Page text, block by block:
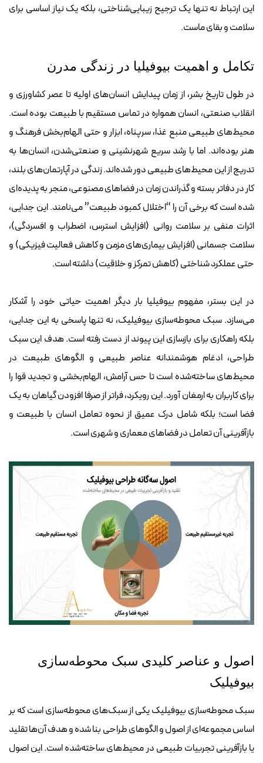
این ارتباط نه تنها یک ترجیح زیبایی‌شناختی، بلکه یک نیاز اساسی برای
سلامت و بقای ماست.
تکامل و اهمیت بیوفیلیا در زندگی مدرن
در طول تاریخ بشر، از زمان پیدایش انسان‌های اولیه تا عصر کشاورزی و
انقلاب صنعتی، انسان همواره در تماس مستقیم با طبیعت بوده است.
محیط‌های طبیعی منبع غذا، سرپناه، ابزار و حتی الهام‌بخش فرهنگ و
هنر بوده‌اند. اما با رشد سریع شهرنشینی و صنعتی‌شدن، انسان‌ها به
تدریج از این محیط‌های طبیعی دور شده‌اند. زندگی در آپارتمان‌های بلند،
کار در دفاتر بسته و گذراندن زمان در فضاهای مصنوعی، منجر به پدیده‌ای
شده است که برخی آن را “اختلال کمبود طبیعت” می‌نامند. این جدایی،
اثرات منفی بر سلامت روانی (افزایش استرس، اضطراب و افسردگی)،
سلامت جسمانی (افزایش بیماری‌های مزمن و کاهش فعالیت فیزیکی) و
حتی عملکرد شناختی (کاهش تمرکز و خلاقیت) داشته است.
در این بستر، مفهوم بیوفیلیا بار دیگر اهمیت حیاتی خود را آشکار
می‌سازد. سبک محوطه‌سازی بیوفیلیک، نه تنها پاسخی به این جدایی،
بلکه راهکاری برای بازسازی این پیوند از دست رفته است. هدف این سبک
طراحی، ادغام هوشمندانه عناصر طبیعی و الگوهای طبیعت در
محیط‌های ساخته‌شده است تا حس آرامش، الهام‌بخشی و تجدید قوا را
برای کاربران به ارمغان آورد. این رویکرد، فراتر از صرفا افزودن گیاهان به یک
فضا است؛ بلکه شامل درک عمیق از نحوه تعامل انسان با طبیعت و
بازآفرینی آن تعامل در فضاهای معماری و شهری است.
اصول و عناصر کلیدی سبک محوطه‌سازی
بیوفیلیک
سبک محوطه‌سازی بیوفیلیک یکی ازسبک‌های محوطه‌سازیاست که بر
اساس مجموعه‌ای از اصول و الگوهای طراحی بنا شده و هدف آن‌ها تقلید
یا بازآفرینی تجربیات طبیعی در محیط‌های ساخته‌شده است. این اصول